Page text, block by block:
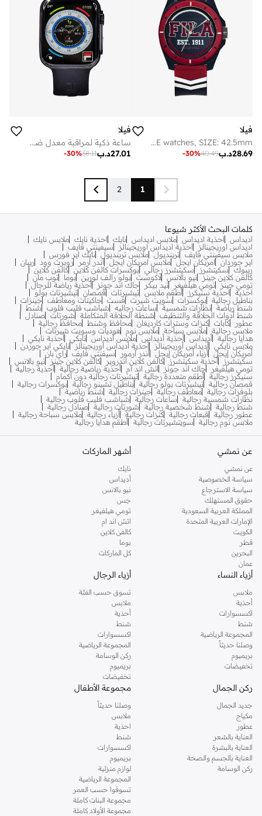
فيلا
FILA ADULT 38-331-002 ANALOGUE watches, SIZE: 42.5mm
د.ب28.69
40.49
-30%
فيلا
ساعة ذكية لمراقبة معدل ضربات القلب للجنسين من فيلا، مقاس مم
د.ب27.01
38.11
-30%
1
2
كلمات البحث الأكثر شيوعا
اديداس احذية اديداس ملابس اديداس نايك احذية نايك ملابس نايك
اديداس اوريجينالز
احذية اديداس اوريجينالز
سيفينتي فايف
ملابس سيفينتي فايف ترينديول ملابس ترينديول نايك اير فورس
اير جوردان امريكان ايجل ملابس امريكان ايجل اندر ارمر روبرت وود
ريبان
ريبوك
سكيتشرز سكيتشرز رجالي بوكسرات كالفن كلاين كالفن كلاين
كالفن كلاين جينز نيو بالانس لاكوست بولو رالف لورين بوما
توب مان
تومي جينز تومي هيلفيغر تيد بيكر جاك اند جونز
أحذية رياضة للرجال
احذية
احذية سنيكرز أطقم ملابس تيشيرتات قمصان تيشيرتات بولو
بناطيل رجالية بوكسرات سويت شيرت فست جاكيتات ومعاطف جينزات
شنط رياضة نظارات شمسية ساعات رجاليه شباشب فليب فلوب
شنط
شنط أدوات الحلاقة والتنظيف
شنطة الحلاقة المتكاملة شورتات صنادل
عطور
كابات كنزات وسترات كارديغان محافظ وشنط
محافظ رجالية
ملابس رجالية ملابس سباحة ملابس نوم
هوديات وسويت شيرتات
هدايا رجالية أديداس أحذية أديداس ملابس أديداس نايكي أحذبة نايكي
ملابس نايكي أديداس أوريجينالز أحذية أديداس أوريجينالز
نايكي اير جوردن
أمريكان إيجل أزياء أمريكان إيجل أندر آرمور سيفنتي فايف راي بان
سكيتشرز
أحذية سكيتشرز كالفن كلاين اندروير كالفن كلاين جينز
نيو بالانس
تومي هيلفيغر
جاك اند جونز اتش اند ام أحذية رياضية رجالية أحذية رجالية
سنيكرز رجالية أطقم متعددة رجالية تيشيرتات رجالية دون أكمام
قمصان رجالية تيشيرتات بولو رجالية بناطيل تشينو رجالية بوكسرات رجالية
بلوفرات رجالية معاطف رجالية جينزات رجالية
شنط رياضية
نظارات شمسية رجالية
ساعات رجالية
شباشب فليب فلوب رجالية
شنط رجالية
شنط شخصية رجالية شورتات رجالية صنادل رجالية
عطور رجالية
قبعات رجالية كنزات رجالية أزياء رجالية ملابس سباحة رجالية
ملابس نوم رجالية
سويتشيرتات رجالية أطقم هدايا رجالية
عن نمشي
عن نمشي
سياسة الخصوصية
سياسة الاسترجاع
حقوق المستهلك
المملكة العربية السعودية
الإمارات العربية المتحدة
الكويت
قطر
البحرين
عمان
أشهر الماركات
نايك
أديداس
نيو بالانس
جس
تومي هيلفيغر
اتش اند ام
كالفن كلاين
بوما
كل الماركات
أزياء النساء
ملابس
أحذية
اكسسوارات
شنط
المجموعة الرياضية
وصلنا حديثاً
بريميوم
تخفيضات
أزياء الرجال
تسوق حسب الفئة
ملابس
أحذية
شنط
اكسسوارات
المجموعة الرياضية
ركن الوسامة
بريميوم
تخفيضات
ركن الجمال
جديد الجمال
مكياج
عطور
العناية بالشعر
العناية بالبشرة
العناية بالجسم والصحة
ركن الوسامة
مجموعة الأطفال
وصلنا حديثاً
ملابس
احذية
شنط
اكسسوارات
بريميوم
لوازم منزلية
المجموعة الرياضية
تسوقوا حسب العمر
مجموعة البنات كاملة
مجموعة الأولاد كاملة